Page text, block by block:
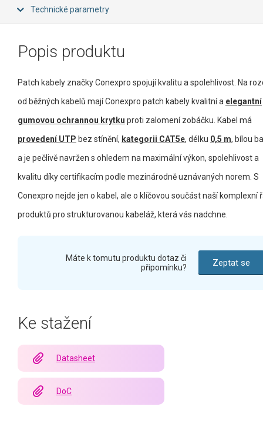
Technické parametry
Popis produktu
Patch kabely značky Conexpro spojují kvalitu a spolehlivost. Na
od běžných kabelů mají Conexpro patch kabely kvalitní a elegantní
gumovou ochrannou krytku proti zalomení zobáčku. Kabel má
provedení UTP bez stínění, kategorii CAT5e, délku 0,5 m, bílou
a je pečlivě navržen s ohledem na maximální výkon, spolehlivost a
kvalitu díky certifikacím podle mezinárodně uznávaných norem. S
Conexpro nejde jen o kabel, ale o klíčovou součást naší komplexní
produktů pro strukturovanou kabeláž, která vás nadchne.
Máte k tomutu produktu dotaz či
připomínku?
Zeptat se
Ke stažení
Datasheet
DoC